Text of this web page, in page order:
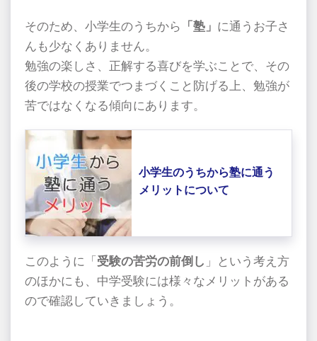
そのため、小学生のうちから 「塾」 に通うお子さ
んも少なくありません。
勉強の楽しさ、正解する喜びを学ぶことで、その
後の学校の授業でつまづくこと防げる上、勉強が
苦ではなくなる傾向にあります。
小学生のうちから塾に通う
メリットについて
このように「受験の苦労の前倒し 」という考え方
のほかにも、中学受験には様々なメリットがある
ので確認していきましょう。